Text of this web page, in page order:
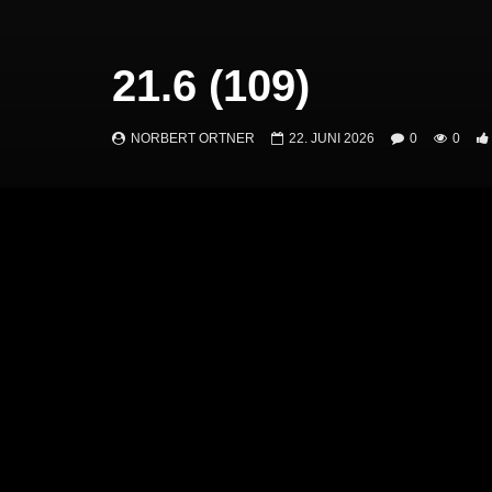
21.6 (109)
NORBERT ORTNER 22. JUNI 2026 0 0